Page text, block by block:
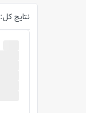
نتایج کل: